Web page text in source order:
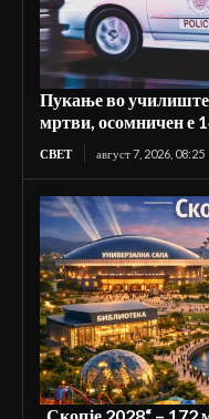
Пукање во
мртви, осомничен е
СВЕТ август 7, 2026, 08:25